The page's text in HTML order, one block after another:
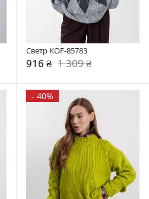
Светр KOF-85783
916 ₴ 1 309 ₴
- 40%